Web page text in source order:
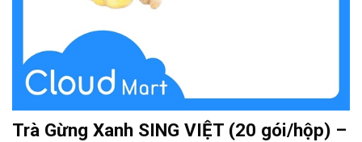
Trà Gừng Xanh SING VIỆT (20 gói/hộp) –